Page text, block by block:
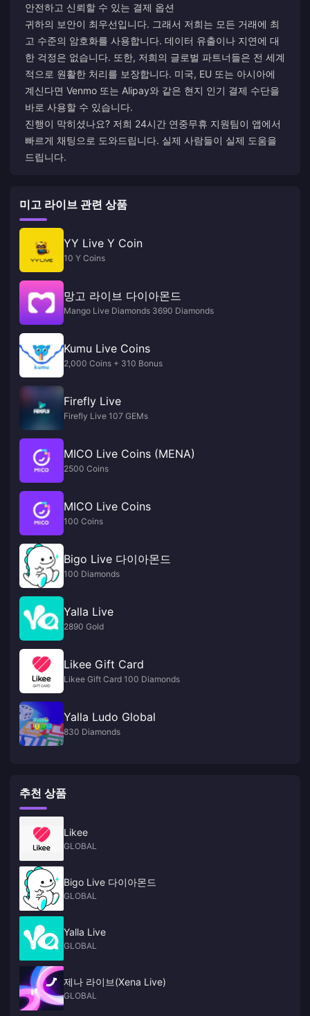
안전하고 신뢰할 수 있는 결제 옵션
귀하의 보안이 최우선입니다. 그래서 저희는 모든 거래에 최
고 수준의 암호화를 사용합니다. 데이터 유출이나 지연에 대
한 걱정은 없습니다. 또한, 저희의 글로벌 파트너들은 전 세계
적으로 원활한 처리를 보장합니다. 미국, EU 또는 아시아에
계신다면 Venmo 또는 Alipay와 같은 현지 인기 결제 수단을
바로 사용할 수 있습니다.
진행이 막히셨나요? 저희 24시간 연중무휴 지원팀이 앱에서
빠르게 채팅으로 도와드립니다. 실제 사람들이 실제 도움을
드립니다.
미고 라이브 관련 상품
YY Live Y Coin
10 Y Coins
망고 라이브 다이아몬드
Mango Live Diamonds 3690 Diamonds
Kumu Live Coins
2,000 Coins + 310 Bonus
Firefly Live
Firefly Live 107 GEMs
MICO Live Coins (MENA)
2500 Coins
MICO Live Coins
100 Coins
Bigo Live 다이아몬드
100 Diamonds
Yalla Live
2890 Gold
Likee Gift Card
Likee Gift Card 100 Diamonds
Yalla Ludo Global
830 Diamonds
추천 상품
Likee
GLOBAL
Bigo Live 다이아몬드
GLOBAL
Yalla Live
GLOBAL
제나 라이브(Xena Live)
GLOBAL